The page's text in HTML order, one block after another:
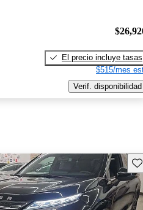
El precio incluye tasas
$515/mes
Verif. disponibilidad